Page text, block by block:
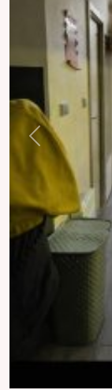
Previous